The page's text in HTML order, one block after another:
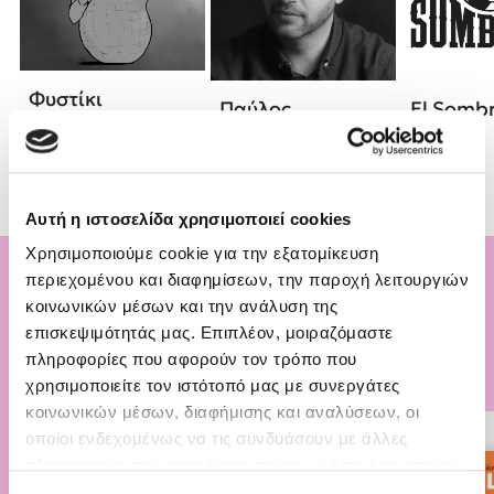
Αυτή η ιστοσελίδα χρησιμοποιεί cookies
Χρησιμοποιούμε cookie για την εξατομίκευση
περιεχομένου και διαφημίσεων, την παροχή λειτουργιών
κοινωνικών μέσων και την ανάλυση της
επισκεψιμότητάς μας. Επιπλέον, μοιραζόμαστε
πληροφορίες που αφορούν τον τρόπο που
χρησιμοποιείτε τον ιστότοπό μας με συνεργάτες
κοινωνικών μέσων, διαφήμισης και αναλύσεων, οι
οποίοι ενδεχομένως να τις συνδυάσουν με άλλες
Φυστίκι
ΠουΚυλάει
Παύλος
El
Bιβλία που γίνονται
ταινίες